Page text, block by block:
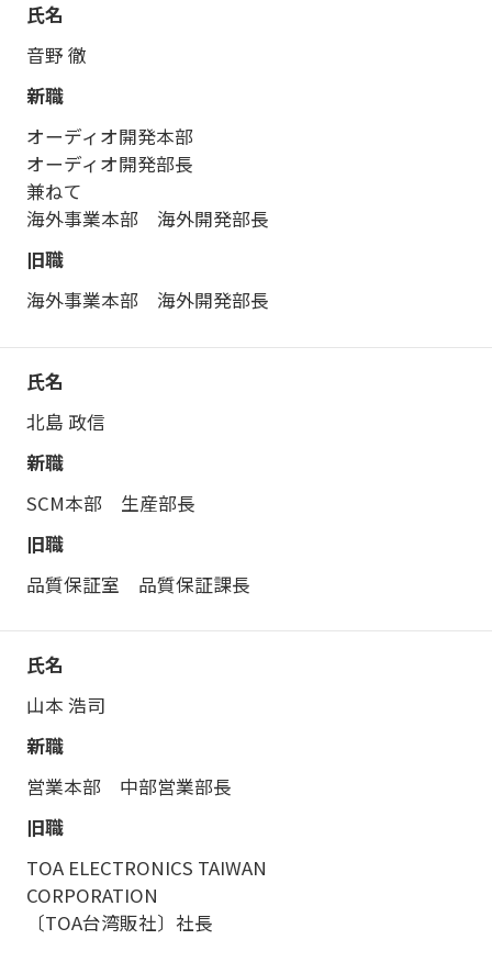
音野 徹
オーディオ開発本部
オーディオ開発部長
兼ねて
海外事業本部 海外開発部長
海外事業本部 海外開発部長
北島 政信
SCM本部 生産部長
品質保証室 品質保証課長
山本 浩司
営業本部 中部営業部長
TOA ELECTRONICS TAIWAN
CORPORATION
〔TOA台湾販社〕社長